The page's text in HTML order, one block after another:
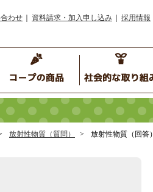
わせ 資料請求・加入申し込み 採用情報
放射性物質（質問） 放射性物質（回答）